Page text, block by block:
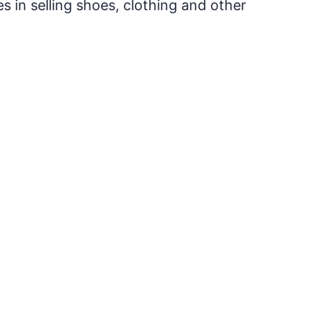
in selling shoes, clothing and other